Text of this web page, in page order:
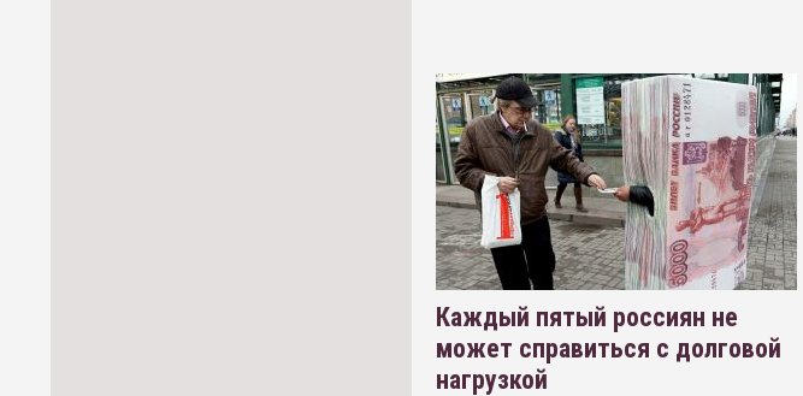
Каждый пятый россиян не
может справиться с долговой
нагрузкой